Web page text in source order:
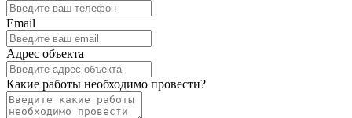
Email
Адрес объекта
Какие работы необходимо провести?